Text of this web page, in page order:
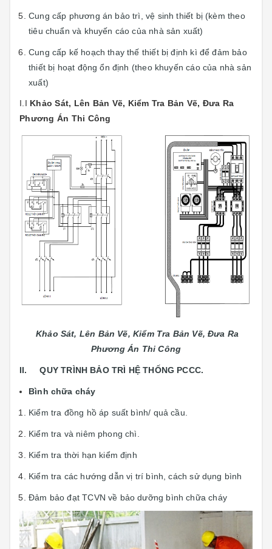
Cung cấp phương án bảo trì, vệ sinh thiết bị (kèm theo
tiêu chuẩn và khuyến cáo của nhà sản xuất)
Cung cấp kế hoạch thay thế thiết bị định kì để đảm bảo
thiết bị hoạt động ổn định (theo khuyến cáo của nhà sản
xuất)
I.I Khảo Sát, Lên Bản Vẽ, Kiểm Tra Bản Vẽ, Đưa Ra
Phương Án Thi Công
Khảo Sát, Lên Bản Vẽ, Kiểm Tra Bản Vẽ, Đưa Ra
Phương Án Thi Công
II. QUY TRÌNH BẢO TRÌ HỆ THỐNG PCCC.
Bình chữa cháy
Kiểm tra đồng hồ áp suất bình/ quả cầu.
Kiểm tra và niêm phong chì.
Kiểm tra thời hạn kiểm định
Kiểm tra các hướng dẫn vị trí bình, cách sử dụng bình
Đảm bảo đạt TCVN về bảo dưỡng bình chữa cháy